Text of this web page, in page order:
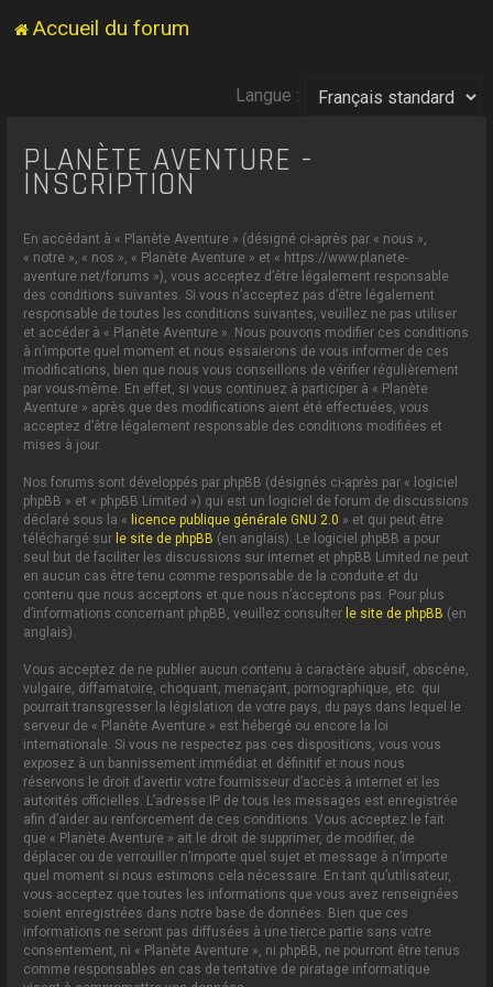
Accueil du forum
Langue :
PLANÈTE AVENTURE -
INSCRIPTION
En accédant à « Planète Aventure » (désigné ci-après par « nous »,
« notre », « nos », « Planète Aventure » et « https://www.planete-
aventure.net/forums »), vous acceptez d’être légalement responsable
des conditions suivantes. Si vous n’acceptez pas d’être légalement
responsable de toutes les conditions suivantes, veuillez ne pas utiliser
et accéder à « Planète Aventure ». Nous pouvons modifier ces conditions
à n’importe quel moment et nous essaierons de vous informer de ces
modifications, bien que nous vous conseillons de vérifier régulièrement
par vous-même. En effet, si vous continuez à participer à « Planète
Aventure » après que des modifications aient été effectuées, vous
acceptez d’être légalement responsable des conditions modifiées et
mises à jour.
Nos forums sont développés par phpBB (désignés ci-après par « logiciel
phpBB » et « phpBB Limited ») qui est un logiciel de forum de discussions
déclaré sous la « licence publique générale GNU 2.0 » et qui peut être
téléchargé sur le site de phpBB (en anglais). Le logiciel phpBB a pour
seul but de faciliter les discussions sur internet et phpBB Limited ne peut
en aucun cas être tenu comme responsable de la conduite et du
contenu que nous acceptons et que nous n’acceptons pas. Pour plus
d’informations concernant phpBB, veuillez consulter le site de phpBB (en
anglais).
Vous acceptez de ne publier aucun contenu à caractère abusif, obscène,
vulgaire, diffamatoire, choquant, menaçant, pornographique, etc. qui
pourrait transgresser la législation de votre pays, du pays dans lequel le
serveur de « Planète Aventure » est hébergé ou encore la loi
internationale. Si vous ne respectez pas ces dispositions, vous vous
exposez à un bannissement immédiat et définitif et nous nous
réservons le droit d’avertir votre fournisseur d’accès à internet et les
autorités officielles. L’adresse IP de tous les messages est enregistrée
afin d’aider au renforcement de ces conditions. Vous acceptez le fait
que « Planète Aventure » ait le droit de supprimer, de modifier, de
déplacer ou de verrouiller n’importe quel sujet et message à n’importe
quel moment si nous estimons cela nécessaire. En tant qu’utilisateur,
vous acceptez que toutes les informations que vous avez renseignées
soient enregistrées dans notre base de données. Bien que ces
informations ne seront pas diffusées à une tierce partie sans votre
consentement, ni « Planète Aventure », ni phpBB, ne pourront être tenus
comme responsables en cas de tentative de piratage informatique